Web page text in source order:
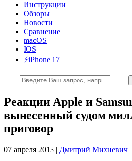
Инструкции
Обзоры
Новости
Сравнение
macOS
IOS
⚡️iPhone 17
Реакции Apple и
вынесенный судом
приговор
07 апреля 2013 | Дмитрий Михневич